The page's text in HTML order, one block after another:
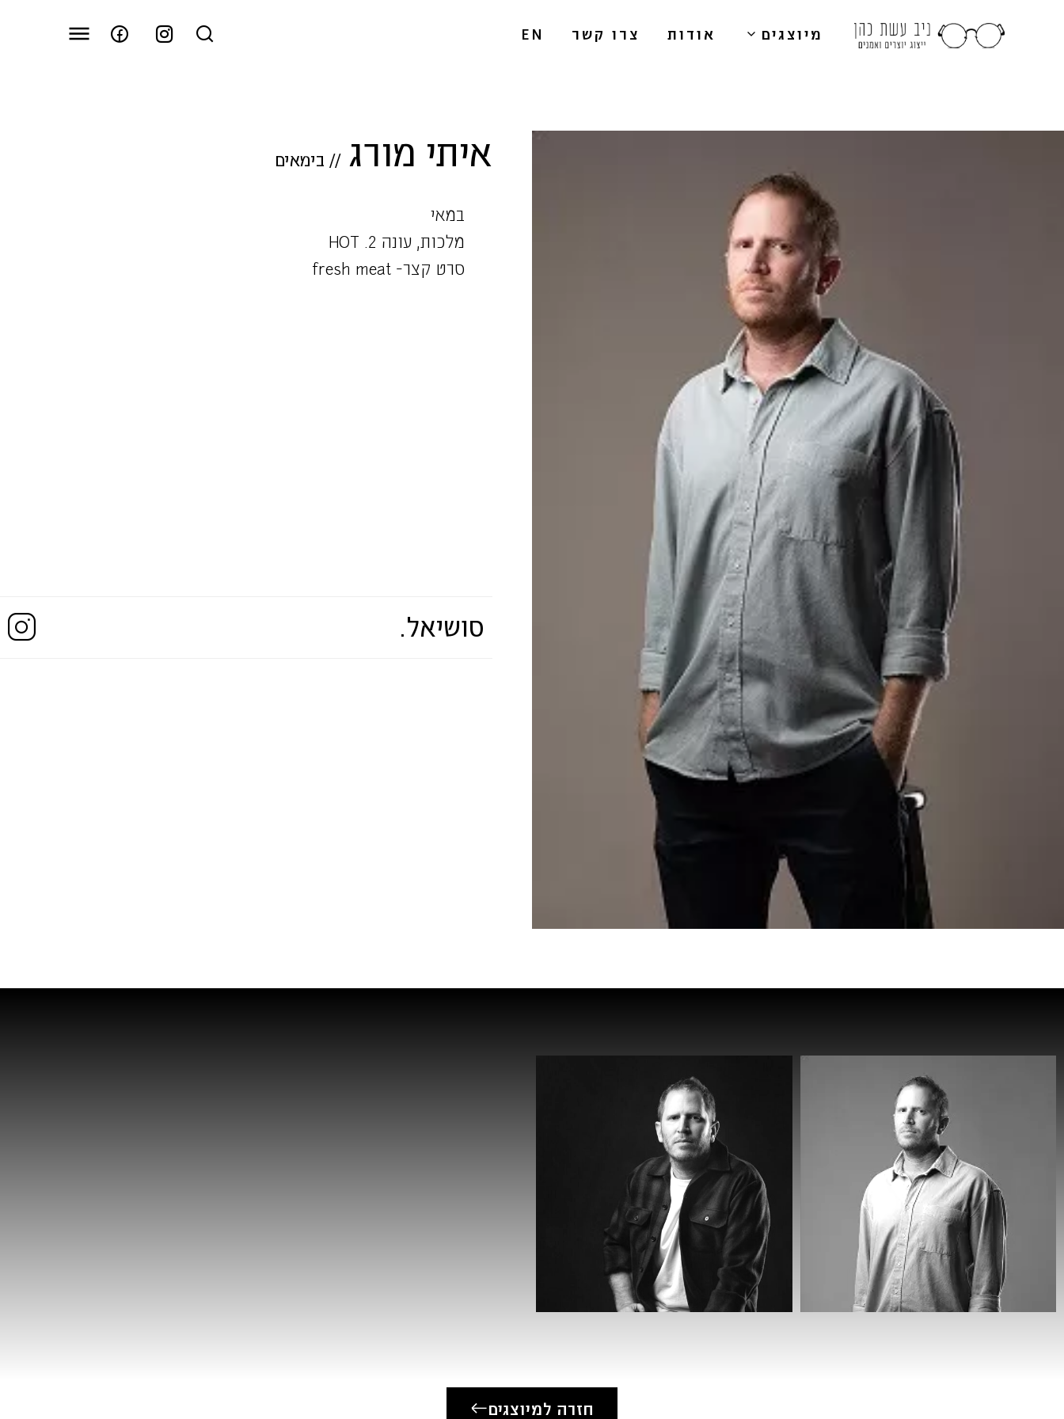
מיוצגים אודות צרו קשר EN
איתי מורג // בימאים
במאי
מלכות, עונה 2. HOT
סרט קצר- fresh meat
סושיאל.
חזרה למיוצגים